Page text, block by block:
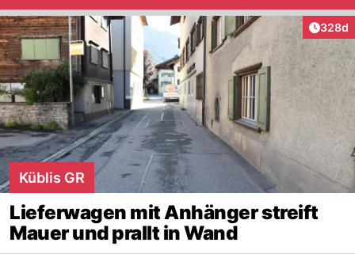
328d
Küblis GR
Lieferwagen mit Anhänger streift
Mauer und prallt in Wand